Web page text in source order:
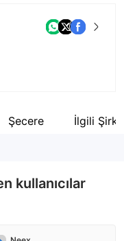
Şecere İlgili
kullanıcılar